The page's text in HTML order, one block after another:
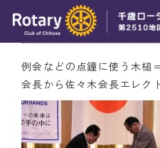
トピックス
例会報告
活動報告
6月24日（木） 撞木の
例会などの点鐘に使う木槌
会長から佐々木会長エレク